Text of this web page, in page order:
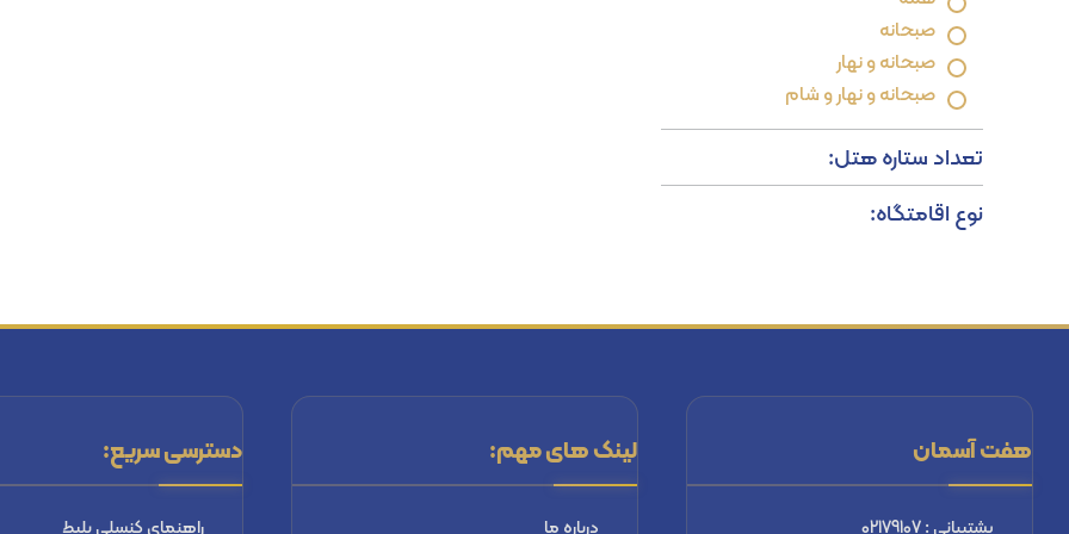
صبحانه
صبحانه و نهار
صبحانه و نهار و شام
تعداد ستاره هتل:
نوع اقامتگاه:
هفت آسمان
پشتیبانی : 02179107
لینک های مهم:
درباره ما
دسترسی سریع:
راهنماي كنسلي بليط